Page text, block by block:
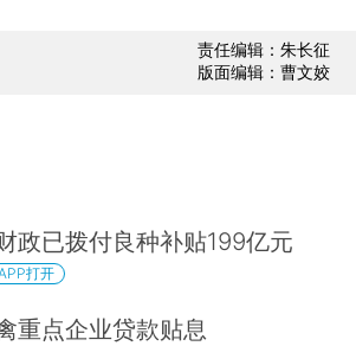
责任编辑：朱长征
版面编辑：曹文姣
政已拨付良种补贴199亿元
打开
重点企业贷款贴息